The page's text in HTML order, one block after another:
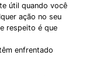
útil quando você
ação no seu
respeito é que
enfrentado